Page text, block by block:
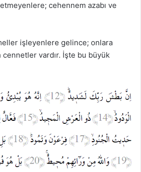
cehennem azabı ve
işleyenlere gelince; onlara
cennetler vardır. İşte bu büyük